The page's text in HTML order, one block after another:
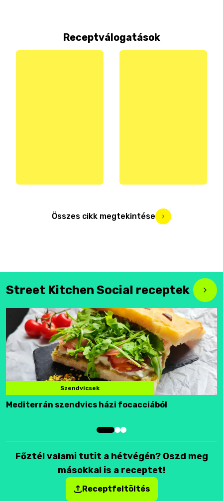
Receptválogatások
Összes cikk megtekintése
Street Kitchen Social receptek
Szendvicsek
Mediterrán szendvics házi focacciából
Főztél valami tutit a hétvégén? Oszd meg
másokkal is a receptet!
Receptfeltöltés